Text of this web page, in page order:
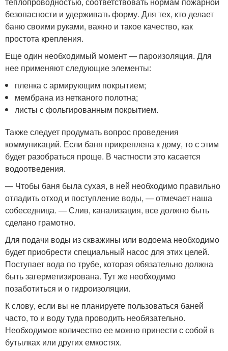
безопасности и удерживать форму. Для тех, кто делает
баню своими руками, важно и такое качество, как
простота крепления.
Еще один необходимый момент — пароизоляция. Для
нее применяют следующие элементы:
пленка с армирующим покрытием;
мембрана из нетканого полотна;
листы с фольгированным покрытием.
Также следует продумать вопрос проведения
коммуникаций. Если баня прикреплена к дому, то с этим
будет разобраться проще. В частности это касается
водоотведения.
— Чтобы баня была сухая, в ней необходимо правильно
отладить отход и поступление воды, — отмечает наша
собеседница. — Слив, канализация, все должно быть
сделано грамотно.
Для подачи воды из скважины или водоема необходимо
будет приобрести специальный насос для этих целей.
Поступает вода по трубе, которая обязательно должна
быть загерметизирована. Тут же необходимо
позаботиться и о гидроизоляции.
К слову, если вы не планируете пользоваться баней
часто, то и воду туда проводить необязательно.
Необходимое количество ее можно принести с собой в
бутылках или других емкостях.